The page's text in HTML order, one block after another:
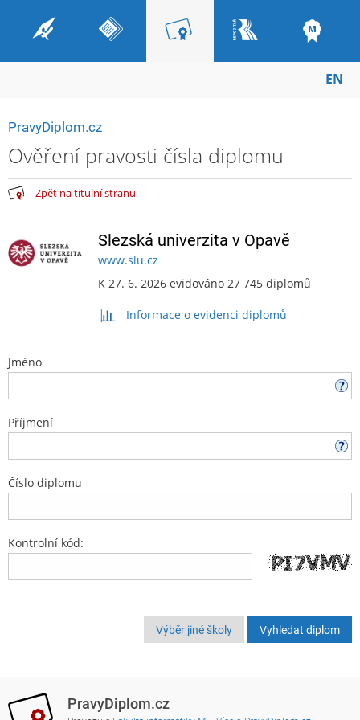
EN
PravyDiplom.cz
Ověření pravosti čísla diplomu
Zpět na titulní stranu
Slezská univerzita v Opavě
www.slu.cz
K 27. 6. 2026 evidováno 27 745 diplomů
Informace o evidenci diplomů
Jméno
Příjmení
Číslo diplomu
Kontrolní kód:
Výběr jiné školy
PravyDiplom.cz